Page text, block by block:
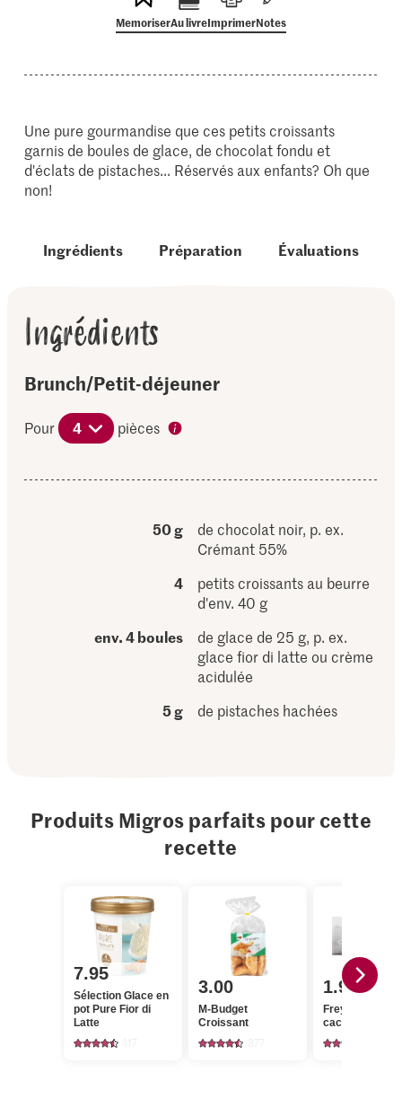
MemoriserAu livreImprimerNotes
Une pure gourmandise que ces petits croissants
garnis de boules de glace, de chocolat fondu et
d'éclats de pistaches... Réservés aux enfants? Oh que
non!
Ingrédients Préparation Évaluations
Ingrédients
Brunch/Petit-déjeuner
Pour 4 pièces
50 g
de chocolat noir, p. ex.
Crémant 55%
4
petits croissants au beurre
d'env. 40 g
env. 4 boules
de glace de 25 g, p. ex.
glace fior di latte ou crème
acidulée
5 g
de pistaches hachées
Produits Migros parfaits pour cette
recette
7.95
Sélection Glace en
pot Pure Fior di
Latte
3.00
M-Budget
Croissant
1.95
Frey Crémant
cacao